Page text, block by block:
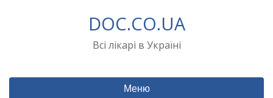
DOC.CO.UA
Всі лікарі в Україні
Меню